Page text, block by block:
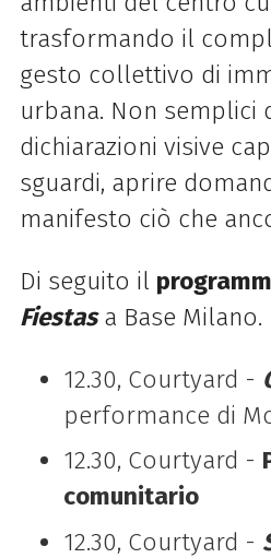
trasformando il
gesto collettivo di
urbana. Non semplici
dichiarazioni visive
sguardi, aprire
manifesto ciò che
Di seguito il
Fiestas a Base Milano.
12.30, Courtyard -
performance di
12.30, Courtyard -
comunitario
12.30, Courtyard -